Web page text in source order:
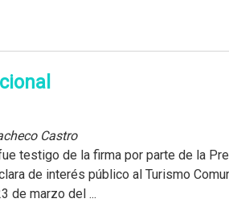
Castro
testigo de la firma por parte de la
de interés público al Turismo
de marzo del ...